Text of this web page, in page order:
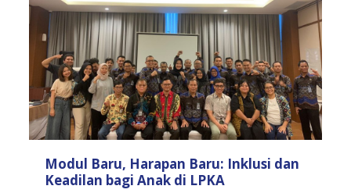
Modul Baru, Harapan Baru: Inklusi dan
Keadilan bagi Anak di LPKA